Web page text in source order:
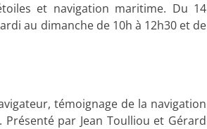
et navigation maritime. Du 14
au dimanche de 10h à 12h30 et de
témoignage de la navigation
par Jean Toulliou et Gérard